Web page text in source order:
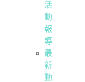
活
動
報
導
最
新
動